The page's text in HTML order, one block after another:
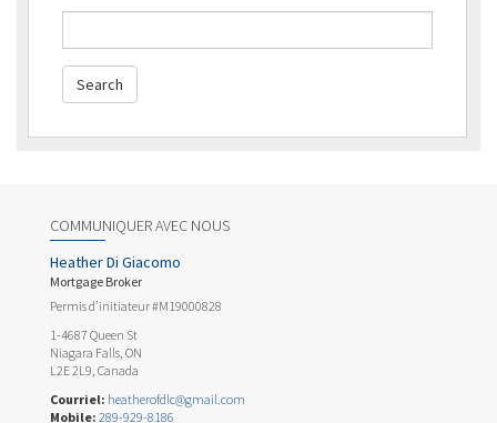
COMMUNIQUER AVEC NOUS
Heather Di Giacomo
Mortgage Broker
Permis d’initiateur #M19000828
1-4687 Queen St
Niagara Falls, ON
L2E 2L9, Canada
Courriel: heatherofdlc@gmail.com
Mobile: 289-929-8186